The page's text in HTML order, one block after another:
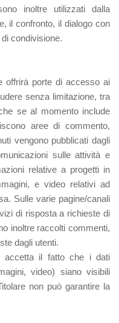
inoltre utilizzati dalla
il confronto, il dialogo con
condivisione.
offrirà porte di accesso ai
senza limitazione, tra
se al momento include
aree di commento,
vengono pubblicati dagli
sulle attività e
relative a progetti in
e video relativi ad
Sulle varie pagine/canali
di risposta a richieste di
inoltre raccolti commenti,
dagli utenti.
accetta il fatto che i dati
video) siano visibili
non può garantire la